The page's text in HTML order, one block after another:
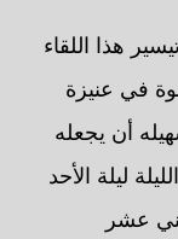
هذا اللقاء
في عنيزة
أن يجعله
ليلة الأحد
عشر